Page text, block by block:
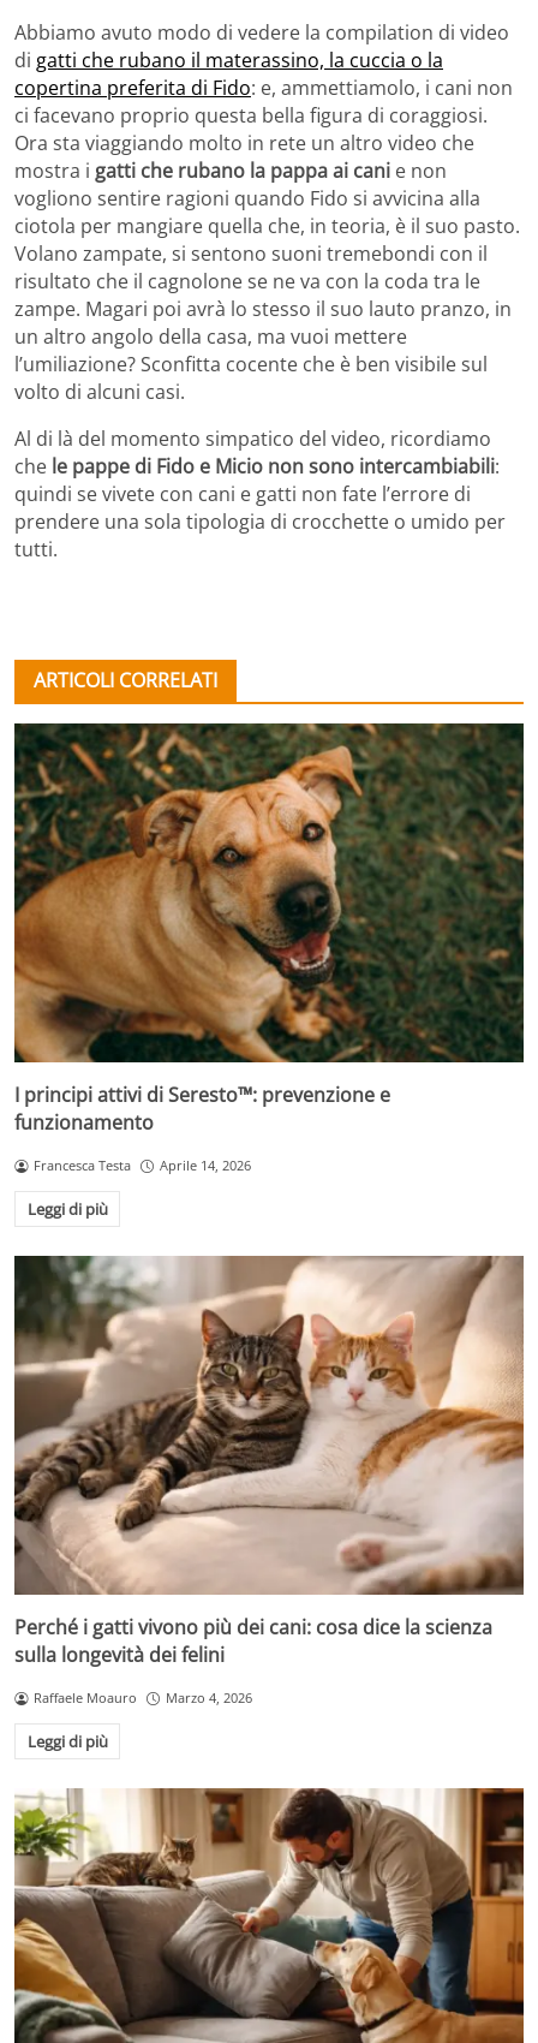
Abbiamo avuto modo di vedere la compilation di video
di gatti che rubano il materassino, la cuccia o la
copertina preferita di Fido: e, ammettiamolo, i cani non
ci facevano proprio questa bella figura di coraggiosi.
Ora sta viaggiando molto in rete un altro video che
mostra i gatti che rubano la pappa ai cani e non
vogliono sentire ragioni quando Fido si avvicina alla
ciotola per mangiare quella che, in teoria, è il suo pasto.
Volano zampate, si sentono suoni tremebondi con il
risultato che il cagnolone se ne va con la coda tra le
zampe. Magari poi avrà lo stesso il suo lauto pranzo, in
un altro angolo della casa, ma vuoi mettere
l’umiliazione? Sconfitta cocente che è ben visibile sul
volto di alcuni casi.
Al di là del momento simpatico del video, ricordiamo
che le pappe di Fido e Micio non sono intercambiabili:
quindi se vivete con cani e gatti non fate l’errore di
prendere una sola tipologia di crocchette o umido per
tutti.
ARTICOLI CORRELATI
I principi attivi di Seresto™: prevenzione e
funzionamento
Francesca Testa Aprile 14, 2026
Leggi di più
Perché i gatti vivono più dei cani: cosa dice la scienza
sulla longevità dei felini
Raffaele Moauro Marzo 4, 2026
Leggi di più